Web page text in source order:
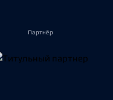
Партнёр